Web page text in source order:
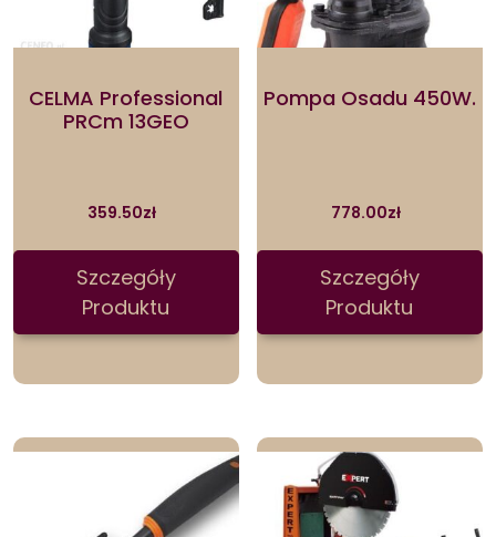
CELMA Professional
PRCm 13GEO
359.50zł
Szczegóły
Produktu
Pompa Osadu 450W.
778.00zł
Szczegóły
Produktu